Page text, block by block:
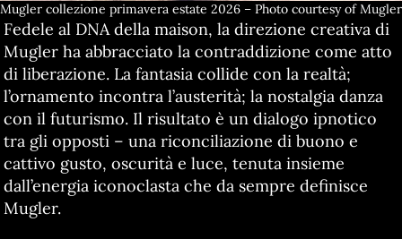
Mugler collezione primavera estate 2026 – Photo courtesy of Mugler
Fedele al DNA della maison, la direzione creativa di
Mugler ha abbracciato la contraddizione come atto
di liberazione. La fantasia collide con la realtà;
l’ornamento incontra l’austerità; la nostalgia danza
con il futurismo. Il risultato è un dialogo ipnotico
tra gli opposti – una riconciliazione di buono e
cattivo gusto, oscurità e luce, tenuta insieme
dall’energia iconoclasta che da sempre definisce
Mugler.